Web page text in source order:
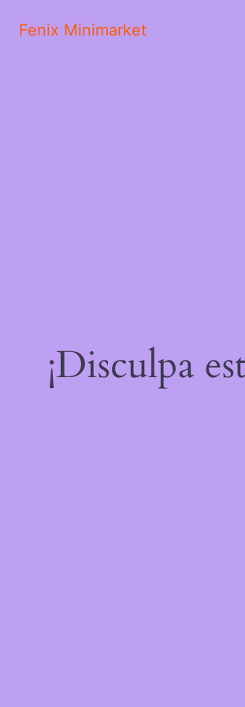
Fenix Minimarket
¡Disculpa